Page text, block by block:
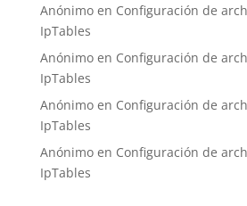
Anónimoen Configuración de
IpTables
Anónimoen Configuración de
IpTables
Anónimoen Configuración de
IpTables
Anónimoen Configuración de
IpTables